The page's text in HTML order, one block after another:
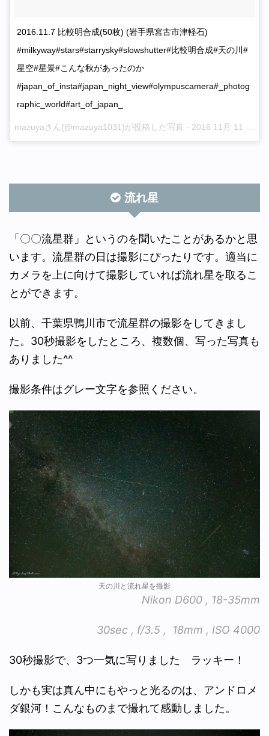
2016.11.7 比較明合成(50枚) (岩手県宮古市津軽石)
#milkyway#stars#starrysky#slowshutter#比較明合成#天の川#
星空#星景#こんな秋があったのか
#japan_of_insta#japan_night_view#olympuscamera#_photog
raphic_world#art_of_japan_
mazuyaさん(@mazuya1031)が投稿した写真 - 2016 11月 11 4:44午後 PST
流れ星
「〇〇流星群」というのを聞いたことがあるかと思
います。流星群の日は撮影にぴったりです。適当に
カメラを上に向けて撮影していれば流れ星を取るこ
とができます。
以前、千葉県鴨川市で流星群の撮影をしてきまし
た。30秒撮影をしたところ、複数個、写った写真も
ありました^^
撮影条件はグレー文字を参照ください。
天の川と流れ星を撮影
Nikon D600 , 18-35mm
30sec , f/3.5 , 18mm , ISO 4000
30秒撮影で、3つ一気に写りました ラッキー！
しかも実は真ん中にもやっと光るのは、アンドロメ
ダ銀河！こんなものまで撮れて感動しました。